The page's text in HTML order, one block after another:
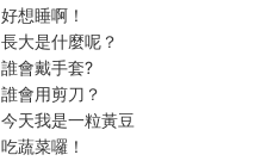
好想睡啊！
長大是什麼呢？
誰會戴手套?
誰會用剪刀？
今天我是一粒黃豆
吃蔬菜囉！